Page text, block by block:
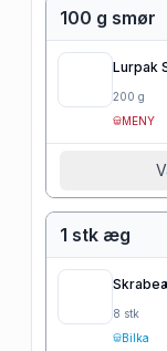
100 g smør
Lurpak
200 g
MENY
1 stk æg
8 stk
Bilka